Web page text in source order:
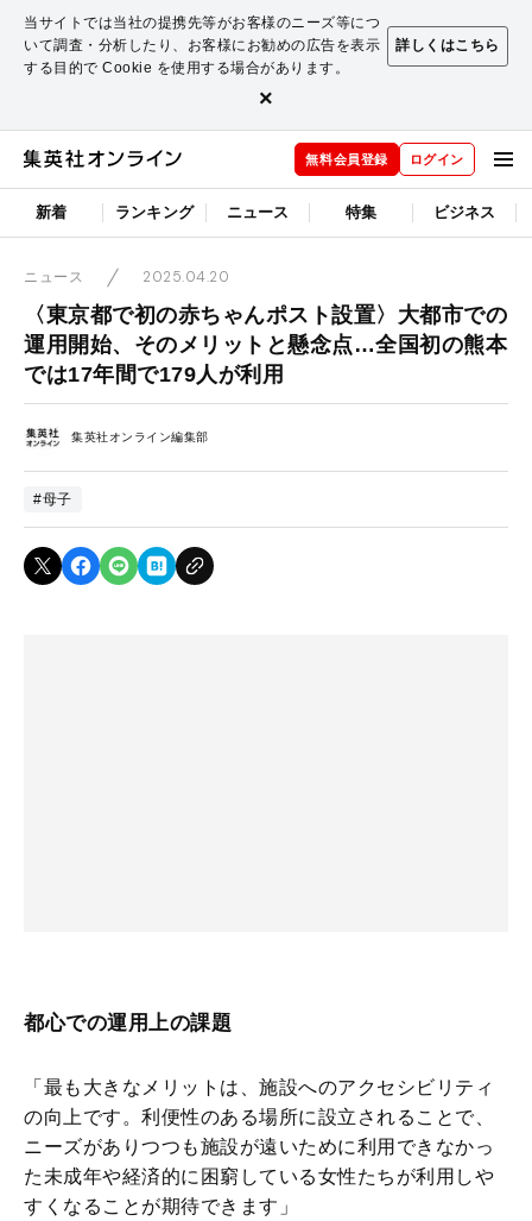
当サイトでは当社の提携先等がお客様のニーズ等につ
いて調査・分析したり、お客様にお勧めの広告を表示
する目的で Cookie を使用する場合があります。
詳しくはこちら
×
無料会員登録 ログイン
新着 ランキング ニュース 特集 ビジネス
ニュース 2025.04.20
〈東京都で初の赤ちゃんポスト設置〉大都市での
運用開始、そのメリットと懸念点…全国初の熊本
では17年間で179人が利用
集英社オンライン編集部
#母子
都心での運用上の課題
「最も大きなメリットは、施設へのアクセシビリティ
の向上です。利便性のある場所に設立されることで、
ニーズがありつつも施設が遠いために利用できなかっ
た未成年や経済的に困窮している女性たちが利用しや
すくなることが期待できます」